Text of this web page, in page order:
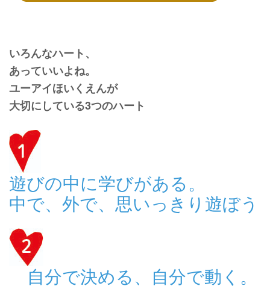
いろんなハート、
あっていいよね。
ユーアイほいくえんが
大切にしている3つのハート
遊びの中に学びがある。
中で、外で、思いっきり遊ぼう
自分で決める、自分で動く。